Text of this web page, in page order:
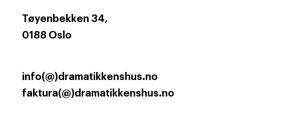
Tøyenbekken 34,
0188 Oslo
info(@)dramatikkenshus.no
faktura(@)dramatikkenshus.no